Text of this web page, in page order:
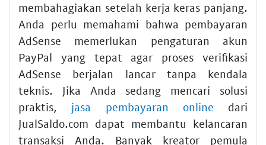
membahagiakan setelah kerja keras panjang.
Anda perlu memahami bahwa pembayaran
AdSense memerlukan pengaturan akun
PayPal yang tepat agar proses verifikasi
AdSense berjalan lancar tanpa kendala
teknis. Jika Anda sedang mencari solusi
praktis, jasa pembayaran online dari
JualSaldo.com dapat membantu kelancaran
transaksi Anda. Banyak kreator pemula